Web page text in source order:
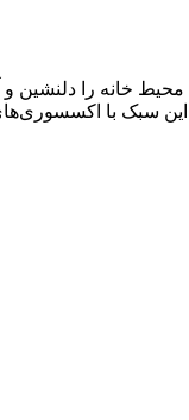
خانه را دلنشین و
این سبک با